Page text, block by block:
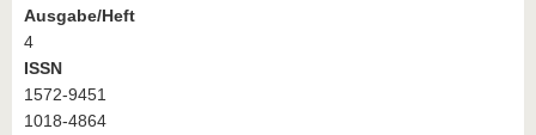
Ausgabe/Heft
4
ISSN
1572-9451
1018-4864